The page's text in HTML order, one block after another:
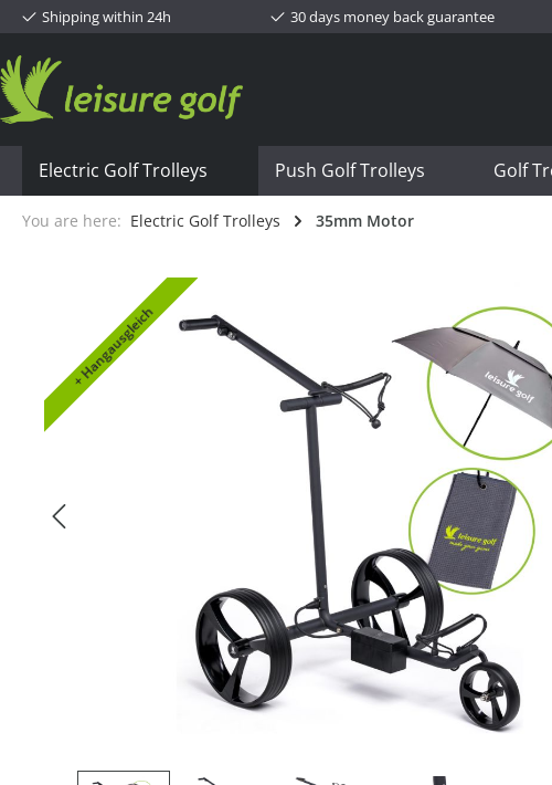
Shipping within 24h 30 days money back guarantee
Electric Golf Trolleys Push Golf Trolleys Golf
You are here: Electric Golf Trolleys 35mm Motor
+ Hangausgleich